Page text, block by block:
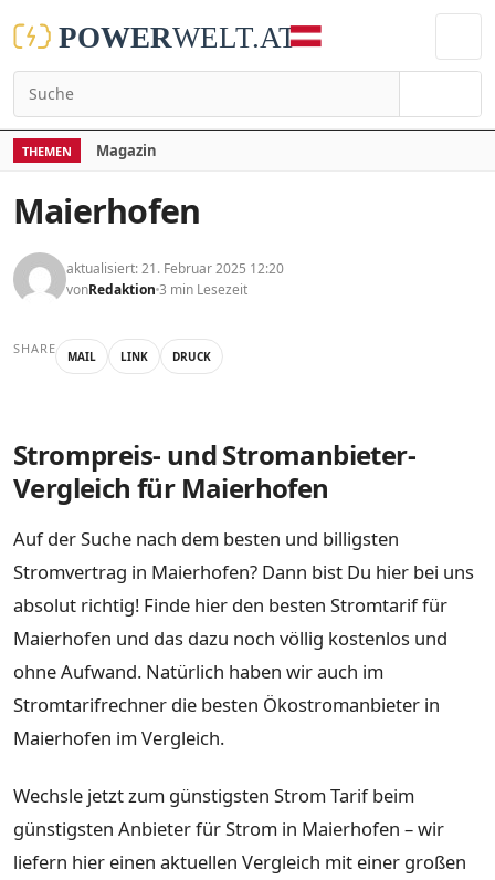
THEMEN Magazin
Maierhofen
aktualisiert: 21. Februar 2025 12:20
vonRedaktion 3 min Lesezeit
SHARE MAIL LINK DRUCK
Strompreis- und Stromanbieter-
Vergleich für Maierhofen
Auf der Suche nach dem besten und billigsten
Stromvertrag in Maierhofen? Dann bist Du hier bei uns
absolut richtig! Finde hier den besten Stromtarif für
Maierhofen und das dazu noch völlig kostenlos und
ohne Aufwand. Natürlich haben wir auch im
Stromtarifrechner die besten Ökostromanbieter in
Maierhofen im Vergleich.
Wechsle jetzt zum günstigsten Strom Tarif beim
günstigsten Anbieter für Strom in Maierhofen – wir
liefern hier einen aktuellen Vergleich mit einer großen